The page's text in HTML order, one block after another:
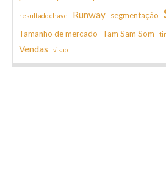
resultado chave Runway segmentação
Tamanho de mercado Tam Sam Som
Vendas visão